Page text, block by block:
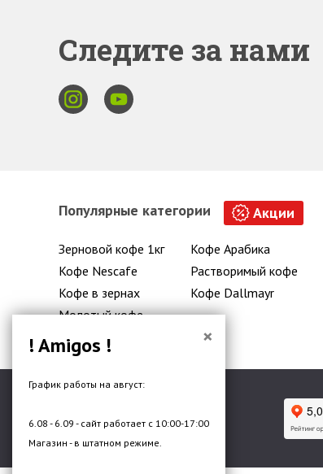
Следите за нами
Популярные категории Акции
Зерновой кофе 1кг Кофе Арабика
Кофе Nescafe
Растворимый кофе
Кофе в зернах
Кофе Dallmayr
Молотый кофе
Гипермаркет кофе и чая
×
! Amigos !
График работы на август:
6.08 - 6.09 - сайт работает с 10:00-17:00
Магазин - в штатном режиме.